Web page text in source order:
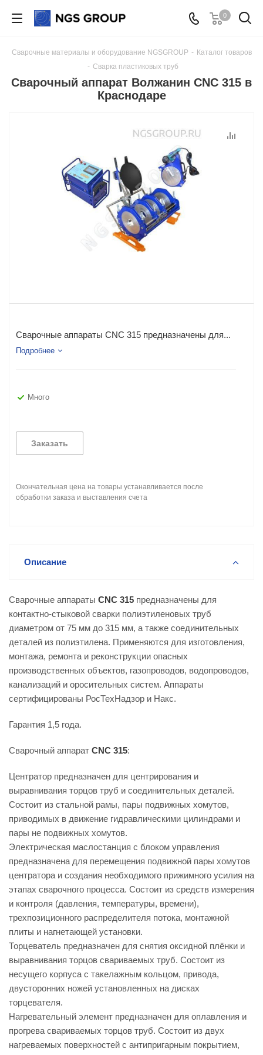
0
Сварочные материалы и оборудование NGSGROUP - Каталог товаров
- Сварка пластиковых труб
Сварочный аппарат Волжанин CNC 315 в
Краснодаре
Сварочные аппараты CNC 315 предназначены для...
Подробнее
Много
Заказать
Окончательная цена на товары устанавливается после
обработки заказа и выставления счета
Описание
Сварочные аппараты CNC 315 предназначены для
контактно-стыковой сварки полиэтиленовых труб
диаметром от 75 мм до 315 мм, а также соединительных
деталей из полиэтилена. Применяются для изготовления,
монтажа, ремонта и реконструкции опасных
производственных объектов, газопроводов, водопроводов,
канализаций и оросительных систем. Аппараты
сертифицированы РосТехНадзор и Накс.
Гарантия 1,5 года.
Сварочный аппарат CNC 315:
Центратор предназначен для центрирования и
выравнивания торцов труб и соединительных деталей.
Состоит из стальной рамы, пары подвижных хомутов,
приводимых в движение гидравлическими цилиндрами и
пары не подвижных хомутов.
Электрическая маслостанция с блоком управления
предназначена для перемещения подвижной пары хомутов
центратора и создания необходимого прижимного усилия на
этапах сварочного процесса. Состоит из средств измерения
и контроля (давления, температуры, времени),
трехпозиционного распределителя потока, монтажной
плиты и нагнетающей установки.
Торцеватель предназначен для снятия оксидной плёнки и
выравнивания торцов свариваемых труб. Состоит из
несущего корпуса с такелажным кольцом, привода,
двусторонних ножей установленных на дисках
торцевателя.
Нагревательный элемент предназначен для оплавления и
прогрева свариваемых торцов труб. Состоит из двух
нагреваемых поверхностей с антипригарным покрытием,